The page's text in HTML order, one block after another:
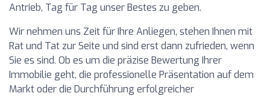
Antrieb, Tag für Tag unser Bestes zu geben.
Wir nehmen uns Zeit für Ihre Anliegen, stehen Ihnen mit
Rat und Tat zur Seite und sind erst dann zufrieden, wenn
Sie es sind. Ob es um die präzise Bewertung Ihrer
Immobilie geht, die professionelle Präsentation auf dem
Markt oder die Durchführung erfolgreicher